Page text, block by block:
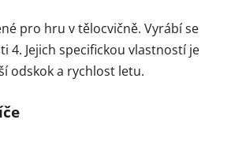
pro hru v tělocvičně. Vyrábí se
4. Jejich specifickou vlastností je
odskok a rychlost letu.